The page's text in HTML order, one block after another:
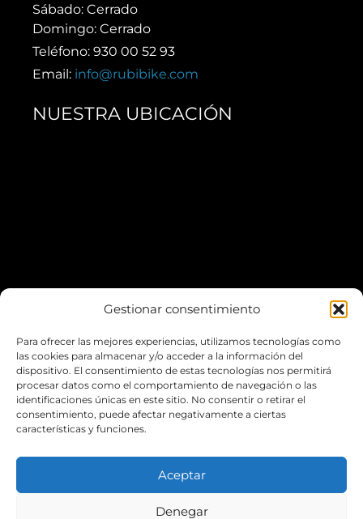
Gestionar consentimiento
Para ofrecer las mejores experiencias, utilizamos tecnologías como
las cookies para almacenar y/o acceder a la información del
dispositivo. El consentimiento de estas tecnologías nos permitirá
procesar datos como el comportamiento de navegación o las
identificaciones únicas en este sitio. No consentir o retirar el
consentimiento, puede afectar negativamente a ciertas
características y funciones.
Aceptar
Denegar
Sábado: Cerrado
Domingo: Cerrado
Teléfono: 930 00 52 93
Email: info@rubibike.com
NUESTRA UBICACIÓN
*Puedes aparcar fácilmente en elEscardivol
LA WEB
POLÍTICA DE COOKIES
POLÍTICA DE PRIVACIDAD
ENVIOS Y ENTREGAS